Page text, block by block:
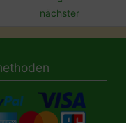
nächster